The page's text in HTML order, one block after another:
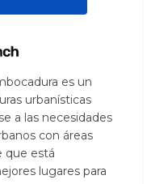
es un
urbanísticas
a las necesidades
con áreas
que está
lugares para